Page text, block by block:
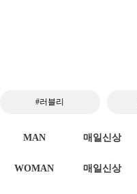
#러블리
MAN 매일신상
WOMAN 매일신상